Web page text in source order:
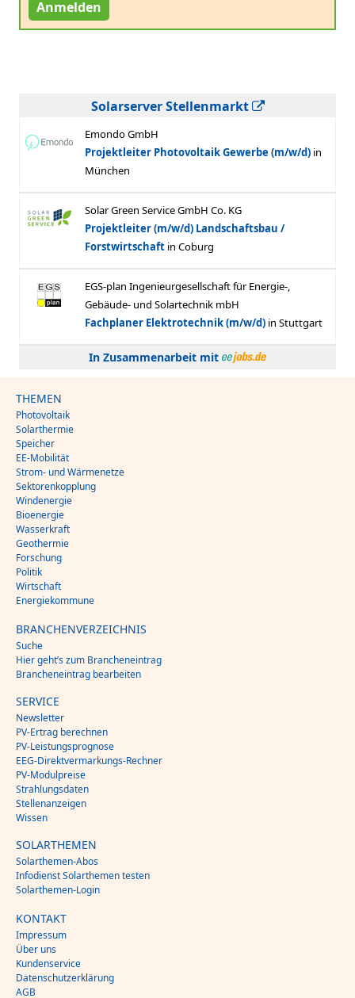
Anmelden
Solarserver Stellenmarkt
In Zusammenarbeit mit
THEMEN
Photovoltaik
Solarthermie
Speicher
EE-Mobilität
Strom- und Wärmenetze
Sektorenkopplung
Windenergie
Bioenergie
Wasserkraft
Geothermie
Forschung
Politik
Wirtschaft
Energiekommune
BRANCHENVERZEICHNIS
Suche
Hier geht’s zum Brancheneintrag
Brancheneintrag bearbeiten
SERVICE
Newsletter
PV-Ertrag berechnen
PV-Leistungsprognose
EEG-Direktvermarkungs-Rechner
PV-Modulpreise
Strahlungsdaten
Stellenanzeigen
Wissen
SOLARTHEMEN
Solarthemen-Abos
Infodienst Solarthemen testen
Solarthemen-Login
KONTAKT
Impressum
Über uns
Kundenservice
Datenschutzerklärung
AGB